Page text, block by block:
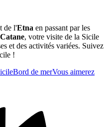
de l'Etna en passant par les
, votre visite de la Sicile
et des activités variées. Suivez
!
Bord de merVous aimerez